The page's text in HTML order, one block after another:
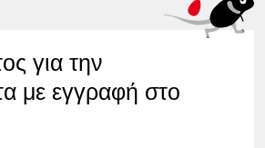
για την
με εγγραφή στο